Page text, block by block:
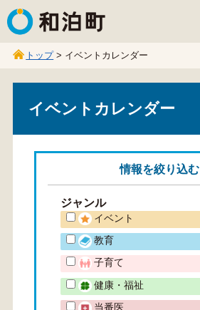
和泊町
トップ> イベントカレンダー
イベントカレンダー
情報を絞り込む
ジャンル
イベント
教育
子育て
健康・福祉
当番医